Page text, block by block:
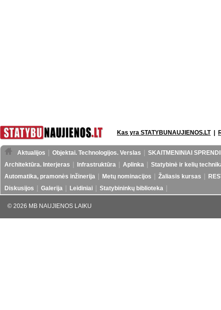
Kas yra STATYBUNAUJIENOS.LT|
Aktualijos Objektai. Technologijos. Verslas
SKAITMENINIAI
Architektūra. Interjeras
Infrastruktūra Aplinka
Statybinė ir kelių
Automatika, pramonės inžinerija
Metų nominacijos Žaliasis kursas
Diskusijos
Galerija Leidiniai Statybininkų biblioteka
© 2026 MB NAUJIENOS LAIKU